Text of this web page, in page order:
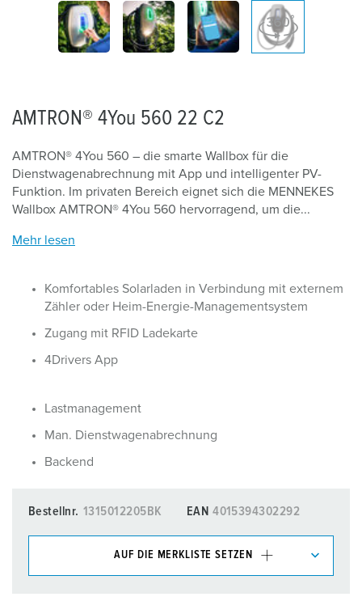
AMTRON® 4You 560 22 C2
AMTRON® 4You 560 – die smarte Wallbox für die
Dienstwagenabrechnung mit App und intelligenter PV-
Funktion. Im privaten Bereich eignet sich die MENNEKES
Wallbox AMTRON® 4You 560 hervorragend, um die...
Mehr lesen
Komfortables Solarladen in Verbindung mit externem
Zähler oder Heim-Energie-Managementsystem
Zugang mit RFID Ladekarte
4Drivers App
Lastmanagement
Man. Dienstwagenabrechnung
Backend
Bestellnr. 1315012205BK EAN 4015394302292
AUF DIE MERKLISTE SETZEN